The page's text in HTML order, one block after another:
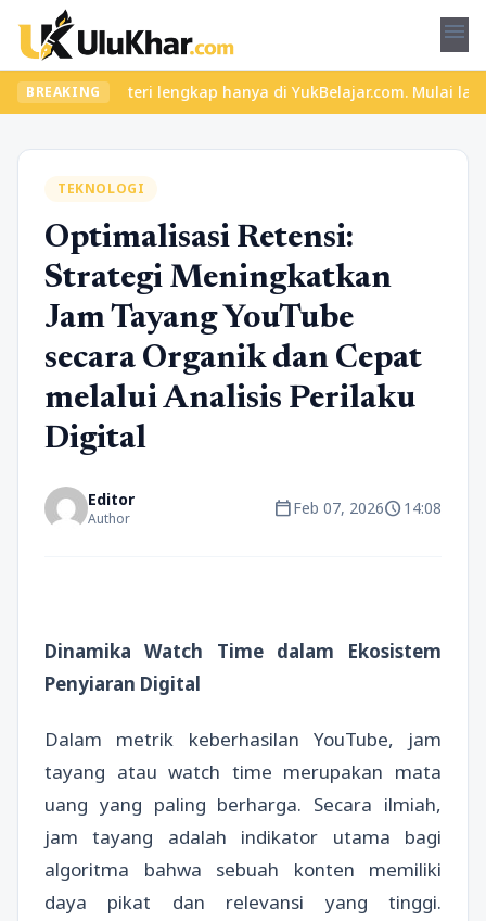
menu
BREAKING
dan materi lengkap hanya di YukBelajar.com. Mulai
TEKNOLOGI
Optimalisasi Retensi:
Strategi Meningkatkan
Jam Tayang YouTube
secara Organik dan Cepat
melalui Analisis Perilaku
Digital
Editor
Author calendar_todayFeb 07, 2026schedule14:08
Dinamika Watch Time dalam Ekosistem
Penyiaran Digital
Dalam metrik keberhasilan YouTube, jam
tayang atau watch time merupakan mata
uang yang paling berharga. Secara ilmiah,
jam tayang adalah indikator utama bagi
algoritma bahwa sebuah konten memiliki
daya pikat dan relevansi yang tinggi.